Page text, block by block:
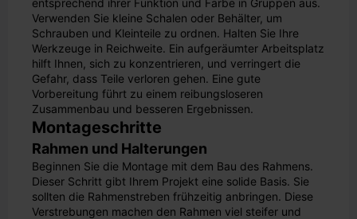
entsprechend ihrer Funktion und Farbe in Gruppen aus.
Verwenden Sie kleine Schalen oder Behälter, um
Schrauben und Kleinteile zu ordnen. Halten Sie Ihre
Werkzeuge in Reichweite. Ein aufgeräumter Arbeitsplatz
hilft Ihnen, sich zu konzentrieren, und verringert die
Gefahr, dass Teile verloren gehen. Eine gute
Vorbereitung führt zu einem reibungsloseren
Zusammenbau und besseren Ergebnissen.
Montageschritte
Rahmen und Halterungen
Beginnen Sie die Montage mit dem Bau des Rahmens.
Dieser Schritt gibt Ihrem Projekt eine solide Basis. Sie
sollten die Rahmenstreben frühzeitig anbringen. Diese
Verstrebungen machen den Rahmen viel steifer und